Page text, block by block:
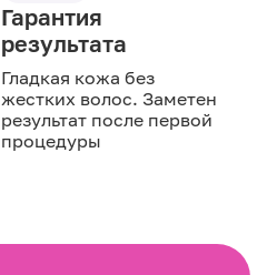
Гарантия
результата
Гладкая кожа без
жестких волос. Заметен
результат после первой
процедуры